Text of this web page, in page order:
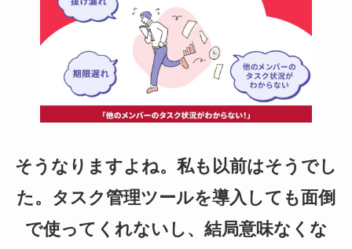
o
そうなりますよね。私も以前はそうでし
た。タスク管理ツールを導入しても面倒
で使ってくれないし、結局意味なくな